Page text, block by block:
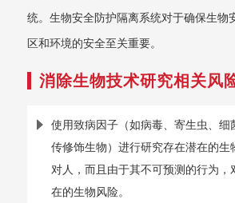
统。生物安全防护隔离系统对于确保生物
区和环境的安全至关重要。
消除生物技术研究相关风
使用致病因子（如病毒、寄生虫、细
传修饰生物）进行研究存在潜在的生
对人，而且由于其不可预测的行为，
在的生物风险。